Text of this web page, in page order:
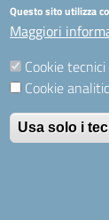
Contatti
Accessibilità
Dichiarazione
Questo sito utilizza
Maggiori
Cookie tecnici
Cookie
Usa solo i